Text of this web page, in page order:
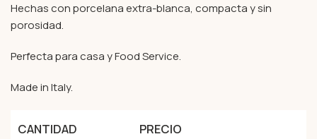
Hechas con porcelana extra-blanca, compacta y sin
porosidad.
Perfecta para casa y Food Service.
Made in Italy.
CANTIDAD PRECIO